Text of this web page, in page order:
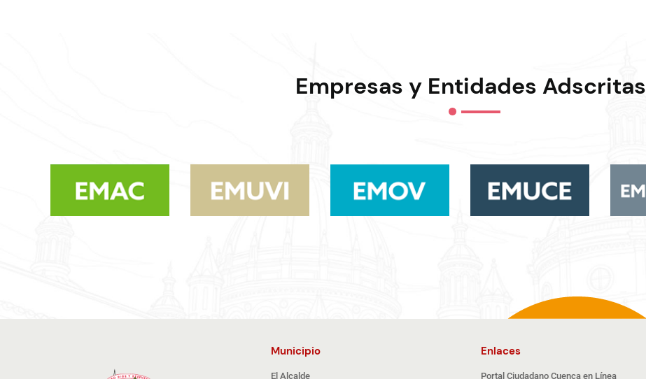
Empresas y Entidades Adscritas
Municipio
El Alcalde
Enlaces
Portal Ciudadano Cuenca en Línea